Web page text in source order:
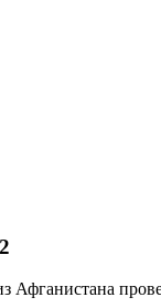
Афганистана